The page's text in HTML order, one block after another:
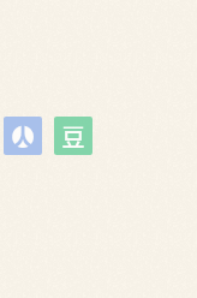
 